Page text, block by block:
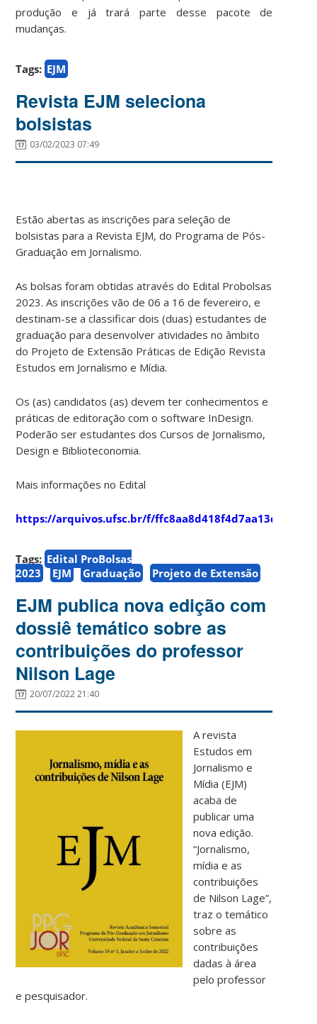
produção e já trará parte desse pacote de
mudanças.
Tags: EJM
Revista EJM seleciona
bolsistas
03/02/2023 07:49
Estão abertas as inscrições para seleção de
bolsistas para a Revista EJM, do Programa de Pós-
Graduação em Jornalismo.
As bolsas foram obtidas através do Edital Probolsas
2023. As inscrições vão de 06 a 16 de fevereiro, e
destinam-se a classificar dois (duas) estudantes de
graduação para desenvolver atividades no âmbito
do Projeto de Extensão Práticas de Edição Revista
Estudos em Jornalismo e Mídia.
Os (as) candidatos (as) devem ter conhecimentos e
práticas de editoração com o software InDesign.
Poderão ser estudantes dos Cursos de Jornalismo,
Design e Biblioteconomia.
Mais informações no Edital
https://arquivos.ufsc.br/f/ffc8aa8d418f4d7aa13d/
Tags: Edital ProBolsas
2023
EJM Graduação Projeto de Extensão
EJM publica nova edição com
dossiê temático sobre as
contribuições do professor
Nilson Lage
20/07/2022 21:40
A revista
Estudos em
Jornalismo e
Mídia (EJM)
acaba de
publicar uma
nova edição.
“Jornalismo,
mídia e as
contribuições
de Nilson Lage”,
traz o temático
sobre as
contribuições
dadas à área
pelo professor
e pesquisador.